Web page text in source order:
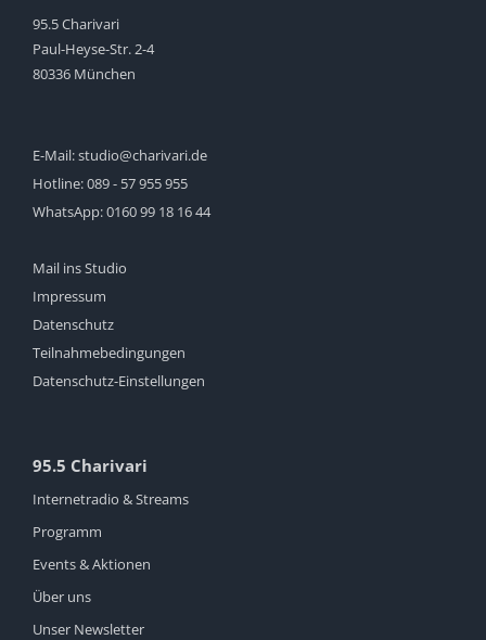
95.5 Charivari
Paul-Heyse-Str. 2-4
80336 München
E-Mail:studio@charivari.de
Hotline:089 - 57 955 955
WhatsApp:0160 99 18 16 44
Mail ins Studio
Impressum
Datenschutz
Teilnahmebedingungen
Datenschutz-Einstellungen
95.5 Charivari
Internetradio & Streams
Programm
Events & Aktionen
Über uns
Unser Newsletter